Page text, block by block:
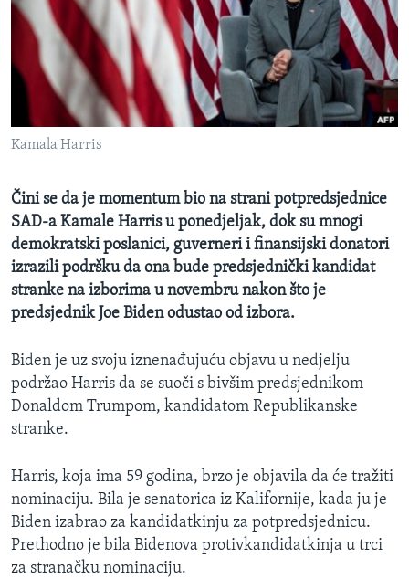
MAGAZIN
O GLASU AMERIKE
Learning English
PRATITE NAS
Jezici
Kamala Harris
Čini se da je momentum bio na strani potpredsjednice
SAD-a Kamale Harris u ponedjeljak, dok su mnogi
demokratski poslanici, guverneri i finansijski donatori
izrazili podršku da ona bude predsjednički kandidat
stranke na izborima u novembru nakon što je
predsjednik Joe Biden odustao od izbora.
Biden je uz svoju iznenađujuću objavu u nedjelju
podržao Harris da se suoči s bivšim predsjednikom
Donaldom Trumpom, kandidatom Republikanske
stranke.
Harris, koja ima 59 godina, brzo je objavila da će tražiti
nominaciju. Bila je senatorica iz Kalifornije, kada ju je
Biden izabrao za kandidatkinju za potpredsjednicu.
Prethodno je bila Bidenova protivkandidatkinja u trci
za stranačku nominaciju.